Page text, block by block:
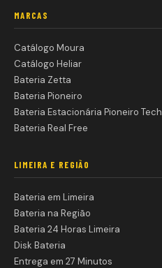
MARCAS
Catálogo Moura
Catálogo Heliar
Bateria Zetta
Bateria Pioneiro
Bateria Estacionária Pioneiro Tech
Bateria Real Free
LIMEIRA E REGIÃO
Bateria em Limeira
Bateria na Região
Bateria 24 Horas Limeira
Disk Bateria
Entrega em 27 Minutos